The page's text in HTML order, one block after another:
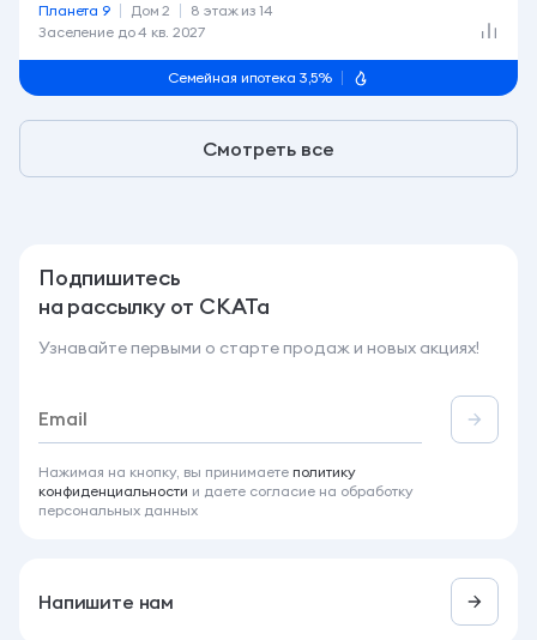
Заселение до4 кв. 2027
Планета 9 Дом 2 8 этаж из 14
Семейная ипотека 3,5%
Смотреть все
Подпишитесь
на рассылку от СКАТа
Узнавайте первыми о старте продаж и новых акциях!
Нажимая на кнопку, вы принимаете политику
конфиденциальности и даете согласие на обработку
персональных данных
Напишите нам